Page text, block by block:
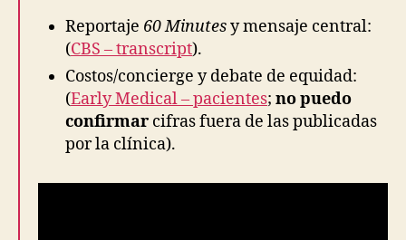
Reportaje 60 Minutesy mensaje central:
(CBS – transcript).
Costos/concierge y debate de equidad:
(Early Medical – pacientes; no puedo
confirmar cifras fuera de las publicadas
por la clínica).